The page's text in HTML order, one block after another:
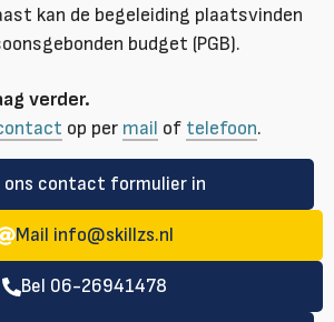
verder.
op per mail of telefoon.
ons contact formulier in
Mail info@skillzs.nl
Bel 06-26941478
kan de begeleiding plaatsvinden
budget (PGB).